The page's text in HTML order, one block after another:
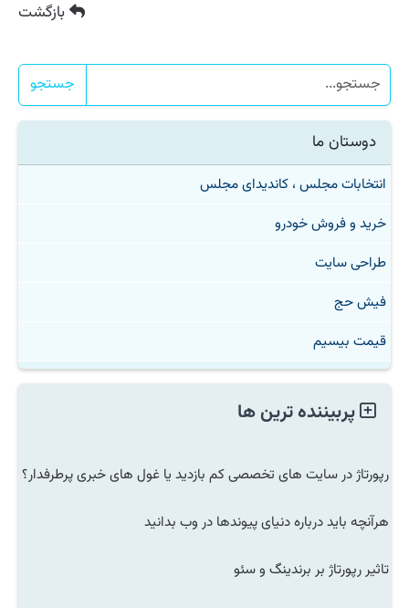
بازگشت
جستجو
دوستان ما
انتخابات مجلس ، کاندیدای مجلس
خرید و فروش خودرو
طراحی سایت
فیش حج
قیمت بیسیم
پربیننده ترین ها
رپورتاژ در سایت های تخصصی کم بازدید یا غول های خبری پرطرفدار؟
هرآنچه باید درباره دنیای پیوندها در وب بدانید
تاثیر رپورتاژ بر برندینگ و سئو